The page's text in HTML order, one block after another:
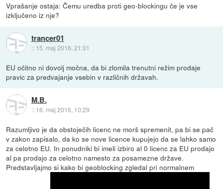
Vprašanje ostaja: Čemu uredba proti geo-blockingu če je vse
izključeno iz nje?
trancer01
:: 15. maj 2016, 21:31
EU očitno ni dovolj močna, da bi zlomila trenutni režim prodaje
pravic za predvajanje vsebin v različnih državah.
M.B.
:: 16. maj 2016, 10:29
Razumljivo je da obstoječih licenc ne morš spremenit, pa bi se pač
v zakon zapisalo, da ko se nove licence kupujejo da se lahko samo
za celotno EU. In ponudniki bi imeli izbiro al 0 licenc za EU prodajo
al pa prodajo za celotno namesto za posamezne države.
Predstavljajmo si kako bi geoblocking zgledal pri normalnem